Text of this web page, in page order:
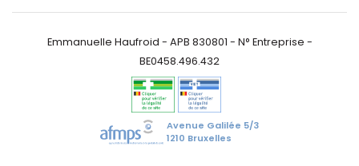
Emmanuelle Haufroid - APB 830801 - N° Entreprise -
BE0458.496.432
Avenue Galilée 5/3
1210 Bruxelles